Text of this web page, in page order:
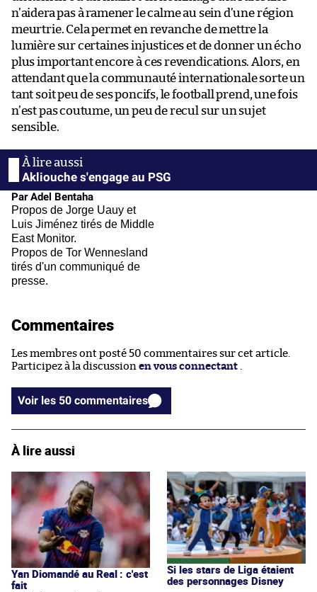
n’aidera pas à ramener le calme au sein d’une région
meurtrie. Cela permet en revanche de mettre la
lumière sur certaines injustices et de donner un écho
plus important encore à ces revendications. Alors, en
attendant que la communauté internationale sorte un
tant soit peu de ses poncifs, le football prend, une fois
n’est pas coutume, un peu de recul sur un sujet
sensible.
Akliouche s'engage au PSG
Par Adel Bentaha
Propos de Jorge Uauy et
Luis Jiménez tirés de Middle
East Monitor.
Propos de Tor Wennesland
tirés d'un communiqué de
presse.
Commentaires
Les membres ont posté 50 commentaires sur cet article.
Participez à la discussion en vous connectant
Voir les 50 commentaires
À lire aussi
Yan Diomandé au Real : c'est
fait
Si les stars de Liga étaient
des personnages Disney